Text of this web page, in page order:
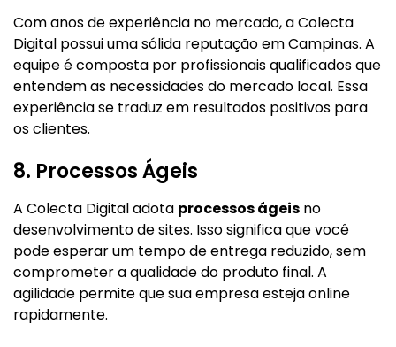
Com anos de experiência no mercado, a Colecta
Digital possui uma sólida reputação em Campinas. A
equipe é composta por profissionais qualificados que
entendem as necessidades do mercado local. Essa
experiência se traduz em resultados positivos para
os clientes.
8. Processos Ágeis
A Colecta Digital adota processos ágeis no
desenvolvimento de sites. Isso significa que você
pode esperar um tempo de entrega reduzido, sem
comprometer a qualidade do produto final. A
agilidade permite que sua empresa esteja online
rapidamente.